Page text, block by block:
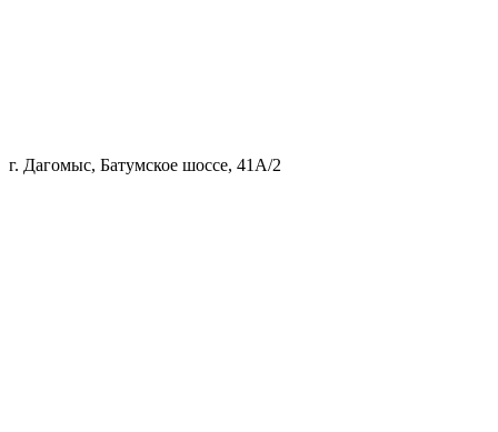
г. Дагомыс, Батумское шоссе, 41А/2